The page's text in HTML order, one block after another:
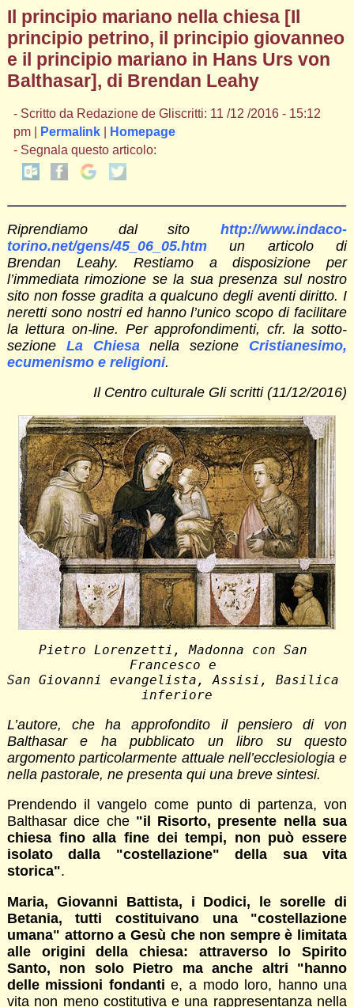
Il principio mariano nella chiesa [Il
principio petrino, il principio giovanneo
e il principio mariano in Hans Urs von
Balthasar], di Brendan Leahy
- Scritto da Redazione de Gliscritti: 11 /12 /2016 - 15:12
pm |
Permalink|
Homepage
- Segnala questo articolo:
Riprendiamo dal sitohttp://www.indaco-
torino.net/gens/45_06_05.htmun articolo di
Brendan Leahy. Restiamo a disposizione per
l’immediata rimozione se la sua presenza sul nostro
sito non fosse gradita a qualcuno degli aventi diritto. I
neretti sono nostri ed hanno l’unico scopo di facilitare
la lettura on-line. Per approfondimenti, cfr. la sotto-
sezione La Chiesanella sezione Cristianesimo,
ecumenismo e religioni.
Il Centro culturale Gli scritti (11/12/2016)
Pietro Lorenzetti, Madonna con San
Francesco e
San Giovanni evangelista, Assisi, Basilica
inferiore
L’autore, che ha approfondito il pensiero di von
Balthasar e ha pubblicato un libro su questo
argomento particolarmente attuale nell’ecclesiologia e
nella pastorale, ne presenta qui una breve sintesi.
Prendendo il vangelo come punto di partenza, von
Balthasar dice che "il Risorto, presente nella sua
chiesa fino alla fine dei tempi, non può essere
isolato dalla "costellazione" della sua vita
storica".
Maria, Giovanni Battista, i Dodici, le sorelle di
Betania, tutti costituivano una "costellazione
umana" attorno a Gesù che non sempre è limitata
alle origini della chiesa: attraverso lo Spirito
Santo, non solo Pietro ma anche altri "hanno
delle missioni fondanti e, a modo loro, hanno una
vita non meno costitutiva e una rappresentanza nella